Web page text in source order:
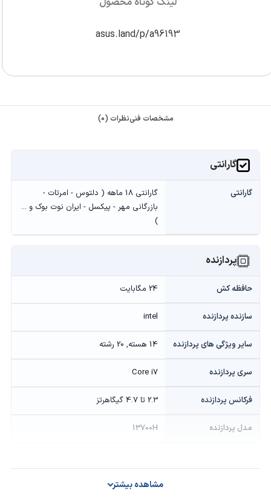
asus.land/p/a96193
مشخصات فنینظرات (0)
گارانتی
گارانتی
گارانتی 18 ماهه ( دلتوس - امرتات -
بازرگانی مهر - پیکسل - ایران نوت بوک و ...
)
پردازنده
حافظه کش 24 مگابایت
سازنده پردازنده intel
سایر ویژگی های پردازنده 14 هسته, 20 رشته
سری پردازنده Core i7
فرکانس پردازنده 2.3 تا 4.7 گیگاهرتز
مدل پردازنده 13700H
گرافیک
مشاهده بیشتر